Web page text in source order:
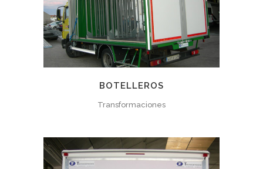
BOTELLEROS
Transformaciones